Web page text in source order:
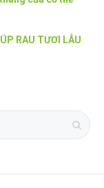
RAU TƯƠI LÂU